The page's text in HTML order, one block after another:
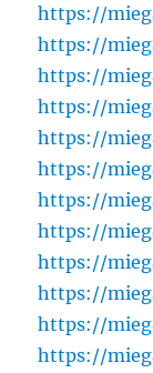
https://
https://
https://
https://
https://
https://
https://
https://
https://
https://
https://
https://